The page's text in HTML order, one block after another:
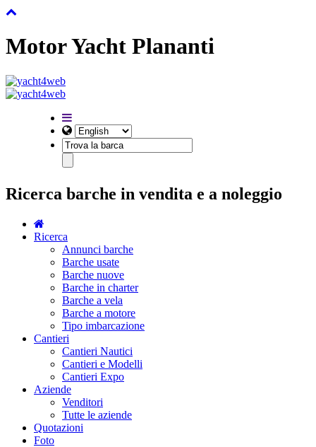
Motor Yacht Plananti
Ricerca barche in vendita e a noleggio
Ricerca
Annunci barche
Barche usate
Barche nuove
Barche in charter
Barche a vela
Barche a motore
Tipo imbarcazione
Cantieri
Cantieri Nautici
Cantieri e Modelli
Cantieri Expo
Aziende
Venditori
Tutte le aziende
Quotazioni
Foto